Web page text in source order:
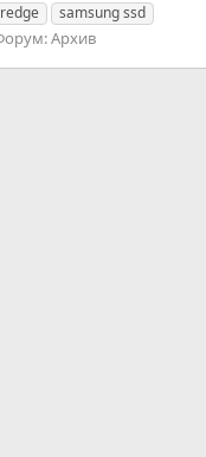
samsung ssd
Архив